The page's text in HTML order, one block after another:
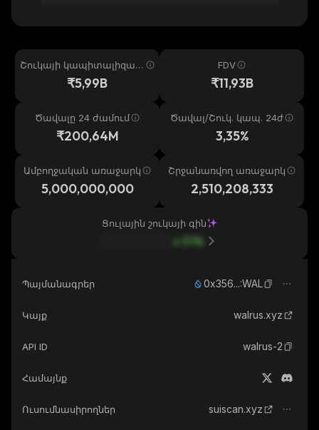
Շուկայի կապիտալիզաց
₹5,99B
FDV
₹11,93B
Ծավալը 24 ժամում
₹200,64M
Ծավալ/Շուկ. կապ. 24ժ
3,35%
Ամբողջական առաջարկ
5,000,000,000
Շրջանառվող առաջարկ
2,510,208,333
Ցուլային շուկայի գին
37%
Պայմանագրեր 0x356...:WAL
Կայք walrus.xyz
API ID walrus-2
Համայնք
Ուսումնասիրողներ suiscan.xyz